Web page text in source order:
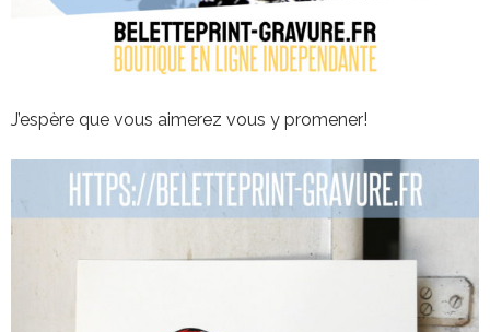
J’espère que vous aimerez vous y promener!